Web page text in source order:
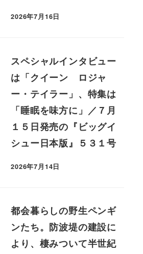
2026年7月16日
スペシャルインタビュー
は「クイーン ロジャ
ー・テイラー」、特集は
「睡眠を味方に」／７月
１５日発売の『ビッグイ
シュー日本版』５３１号
2026年7月14日
都会暮らしの野生ペンギ
ンたち。防波堤の建設に
より、棲みついて半世紀